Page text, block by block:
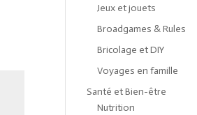
Jeux et jouets
Broadgames & Rules
Bricolage et DIY
Voyages en famille
Santé et Bien-être
Nutrition